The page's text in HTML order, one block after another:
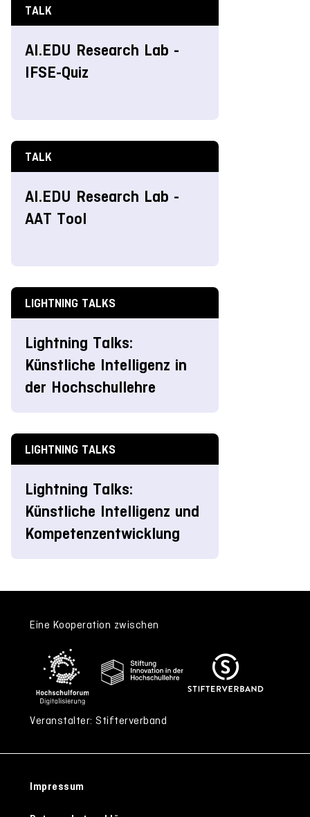
TALK
AI.EDU Research Lab -
IFSE-Quiz
TALK
AI.EDU Research Lab -
AAT Tool
LIGHTNING TALKS
Lightning Talks:
Künstliche Intelligenz in
der Hochschullehre
LIGHTNING TALKS
Lightning Talks:
Künstliche Intelligenz und
Kompetenzentwicklung
Eine Kooperation zwischen
Veranstalter: Stifterverband
Impressum